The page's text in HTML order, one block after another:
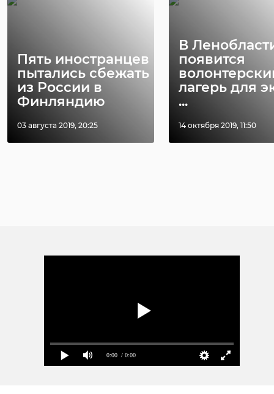
Пять иностранцев
пытались сбежать
из России в
Финляндию
03 августа 2019, 20:25
В
появится
лагерь для
...
14 октября 2019, 11:50
0:00 / 0:00